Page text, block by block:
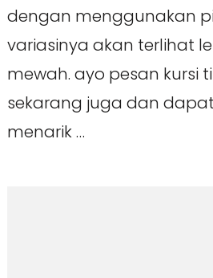
dengan menggunakan
variasinya akan terlihat
mewah. ayo pesan kursi
sekarang juga dan
menarik …